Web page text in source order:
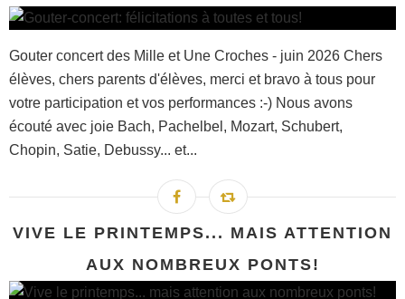
Gouter concert des Mille et Une Croches - juin 2026 Chers
élèves, chers parents d'élèves, merci et bravo à tous pour
votre participation et vos performances :-) Nous avons
écouté avec joie Bach, Pachelbel, Mozart, Schubert,
Chopin, Satie, Debussy... et...
VIVE LE PRINTEMPS... MAIS ATTENTION
AUX NOMBREUX PONTS!